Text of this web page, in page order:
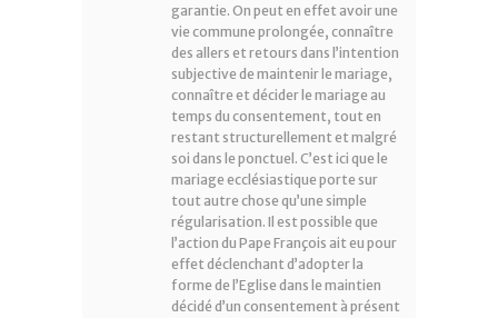
garantie. On peut en effet avoir une
vie commune prolongée, connaître
des allers et retours dans l’intention
subjective de maintenir le mariage,
connaître et décider le mariage au
temps du consentement, tout en
restant structurellement et malgré
soi dans le ponctuel. C’est ici que le
mariage ecclésiastique porte sur
tout autre chose qu’une simple
régularisation. Il est possible que
l’action du Pape François ait eu pour
effet déclenchant d’adopter la
forme de l’Eglise dans le maintien
décidé d’un consentement à présent